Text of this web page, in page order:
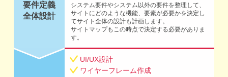
要件定義
全体設計
システム要件やシステム以外の要件を整理して、
サイトにどのような機能、要素が必要かを決定し
てサイト全体の設計も計画します。
サイトマップもこの時点で決定する必要がありま
す。
UI/UX設計
ワイヤーフレーム作成